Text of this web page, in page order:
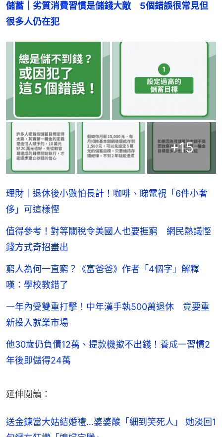
儲蓄｜劣質消費習慣是儲錢大敵　5個錯誤很常見但
很多人仍在犯
+15
理財｜退休後小數怕長計！咖啡、睇電視「6件小奢
侈」可這樣慳
值得參考！對等關稅令美國人也要捱窮 網民熱議慳
錢方式奇招盡出
窮人為何一直窮？《富爸爸》作者「4個字」解釋
嘆：學校教錯了
一年內受雙重打擊！中年漢手執500萬退休 竟要重
新投入就業市場
他30歲仍負債12萬、提款機撳不出錢！養成一習慣2
年後即儲得24萬
延伸閱讀：
送金鍊當大姑結婚禮…婆婆酸「細到笑死人」 她淡回1